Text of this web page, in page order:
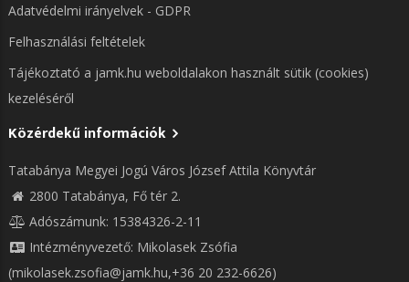
Adatvédelmi irányelvek - GDPR
Felhasználási feltételek
Tájékoztató a jamk.hu weboldalakon használt sütik (cookies)
kezeléséről
Közérdekű információk
Tatabánya Megyei Jogú Város József Attila Könyvtár
2800 Tatabánya, Fő tér 2.
Adószámunk: 15384326-2-11
Intézményvezető: Mikolasek Zsófia
(mikolasek.zsofia@jamk.hu,+36 20 232-6626)